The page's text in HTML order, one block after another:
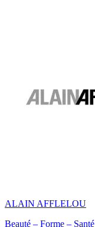
ALAIN AFFLELOU
Beauté – Forme – Santé